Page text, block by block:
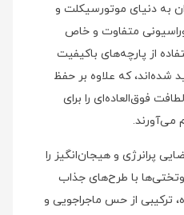
به دنیای موتورسیکلت و
متفاوت و خاص
از پارچه‌های باکیفیت
شده‌اند، که علاوه بر حفظ
فوق‌العاده‌ای را برای
می‌آورند.
پرانرژی و هیجان‌انگیز را
با طرح‌های جذاب
ترکیبی از حس ماجراجویی و